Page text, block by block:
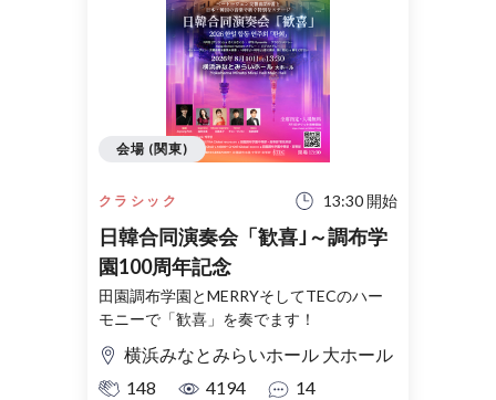
クラシック 13:30 開始
日韓合同演奏会「歓喜｣～調布学
園100周年記念
田園調布学園とMERRYそしてTECのハー
モニーで「歓喜」を奏でます！
横浜みなとみらいホール 大ホール
148
4194 14
会場 (関東)